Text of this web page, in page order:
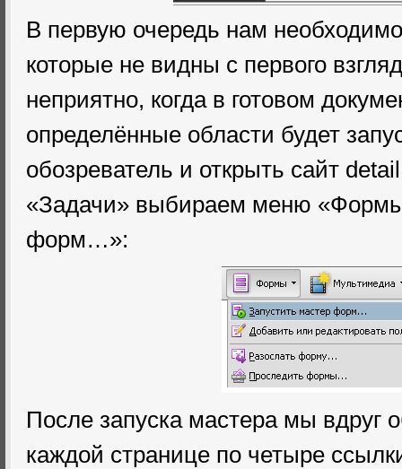
В первую очередь нам
которые не видны с первого
неприятно, когда в готовом
определённые области будет
обозреватель и открыть сайт
«Задачи» выбираем меню
форм…»:
После запуска мастера мы вдруг
каждой странице по четыре